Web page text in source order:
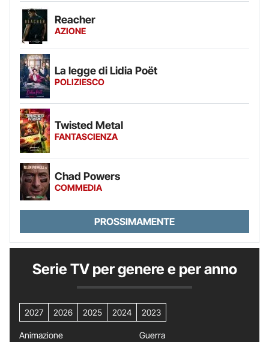
Reacher
AZIONE
La legge di Lidia Poët
POLIZIESCO
Twisted Metal
FANTASCIENZA
Chad Powers
COMMEDIA
PROSSIMAMENTE
Serie TV per genere e per anno
2027 2026 2025 2024 2023
Animazione
Guerra